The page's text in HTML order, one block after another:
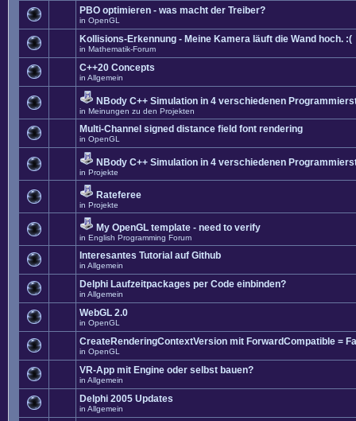
PBO optimieren - was macht der Treiber?
in OpenGL
Kollisions-Erkennung - Meine Kamera läuft die Wand hoch. :(
in Mathematik-Forum
C++20 Concepts
in Allgemein
NBody C++ Simulation in 4 verschiedenen
in Meinungen zu den Projekten
Multi-Channel signed distance field font rendering
in OpenGL
NBody C++ Simulation in 4 verschiedenen
in Projekte
Rateferee
in Projekte
My OpenGL template - need to verify
in English Programming Forum
Interesantes Tutorial auf Github
in Allgemein
Delphi Laufzeitpackages per Code einbinden?
in Allgemein
WebGL 2.0
in OpenGL
CreateRenderingContextVersion mit ForwardCompatible =
in OpenGL
VR-App mit Engine oder selbst bauen?
in Allgemein
Delphi 2005 Updates
in Allgemein